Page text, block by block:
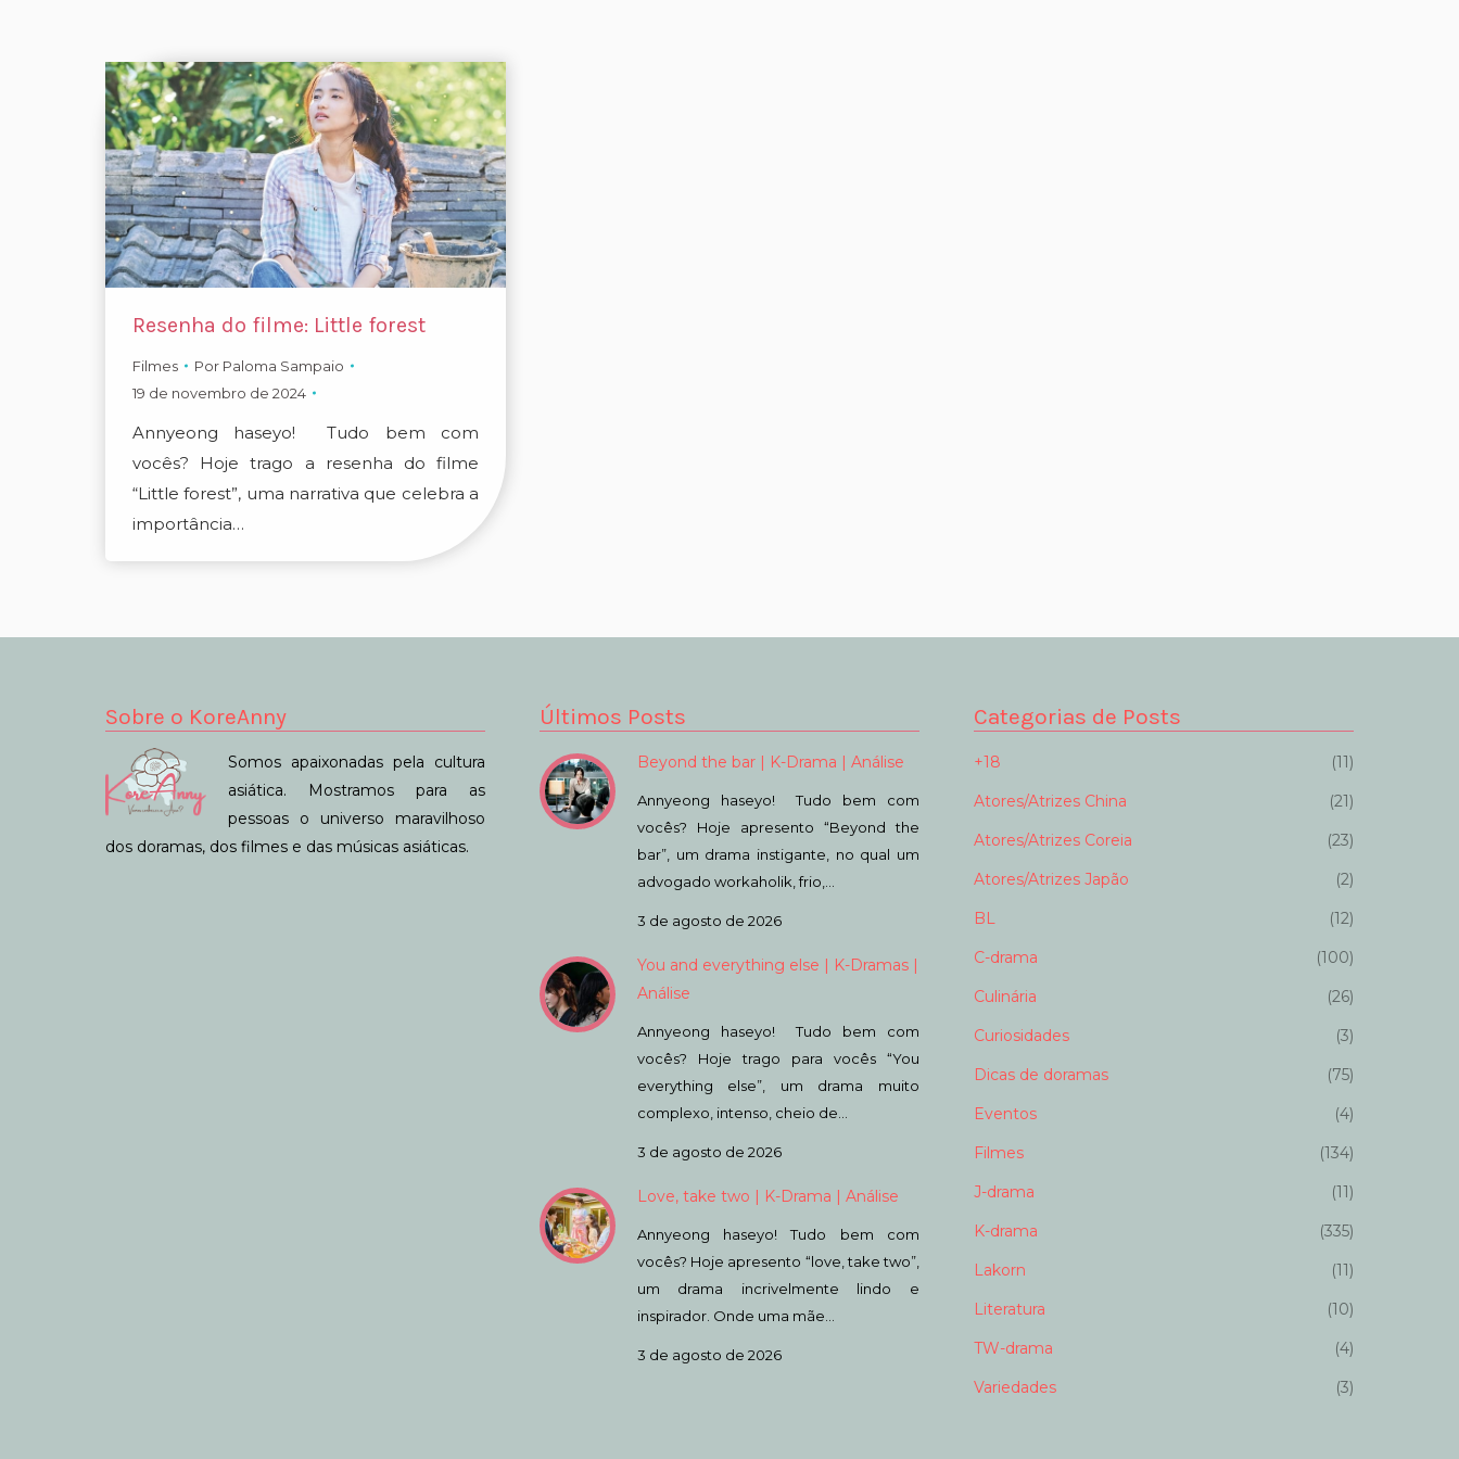
Resenha do filme: Little forest
Filmes Por Paloma Sampaio
19 de novembro de 2024
Annyeong haseyo! Tudo bem com
vocês? Hoje trago a resenha do filme
“Little forest”, uma narrativa que celebra a
importância…
Sobre o KoreAnny
Somos apaixonadas pela cultura
asiática. Mostramos para as
pessoas o universo maravilhoso
dos doramas, dos filmes e das músicas asiáticas.
Últimos Posts
Beyond the bar | K-Drama | Análise
Annyeong haseyo! Tudo bem com
vocês? Hoje apresento “Beyond the
bar”, um drama instigante, no qual um
advogado workaholik, frio,…
3 de agosto de 2026
You and everything else | K-Dramas |
Análise
Annyeong haseyo! Tudo bem com
vocês? Hoje trago para vocês “You
everything else”, um drama muito
complexo, intenso, cheio de…
3 de agosto de 2026
Love, take two | K-Drama | Análise
Annyeong haseyo! Tudo bem com
vocês? Hoje apresento “love, take two”,
um drama incrivelmente lindo e
inspirador. Onde uma mãe…
3 de agosto de 2026
Categorias de Posts
+18
(11)
Atores/Atrizes China
(21)
Atores/Atrizes Coreia
(23)
Atores/Atrizes Japão
(2)
BL
(12)
C-drama
(100)
Culinária
(26)
Curiosidades
(3)
Dicas de doramas
(75)
Eventos
(4)
Filmes
(134)
J-drama
(11)
K-drama
(335)
Lakorn
(11)
Literatura
(10)
TW-drama
(4)
Variedades
(3)